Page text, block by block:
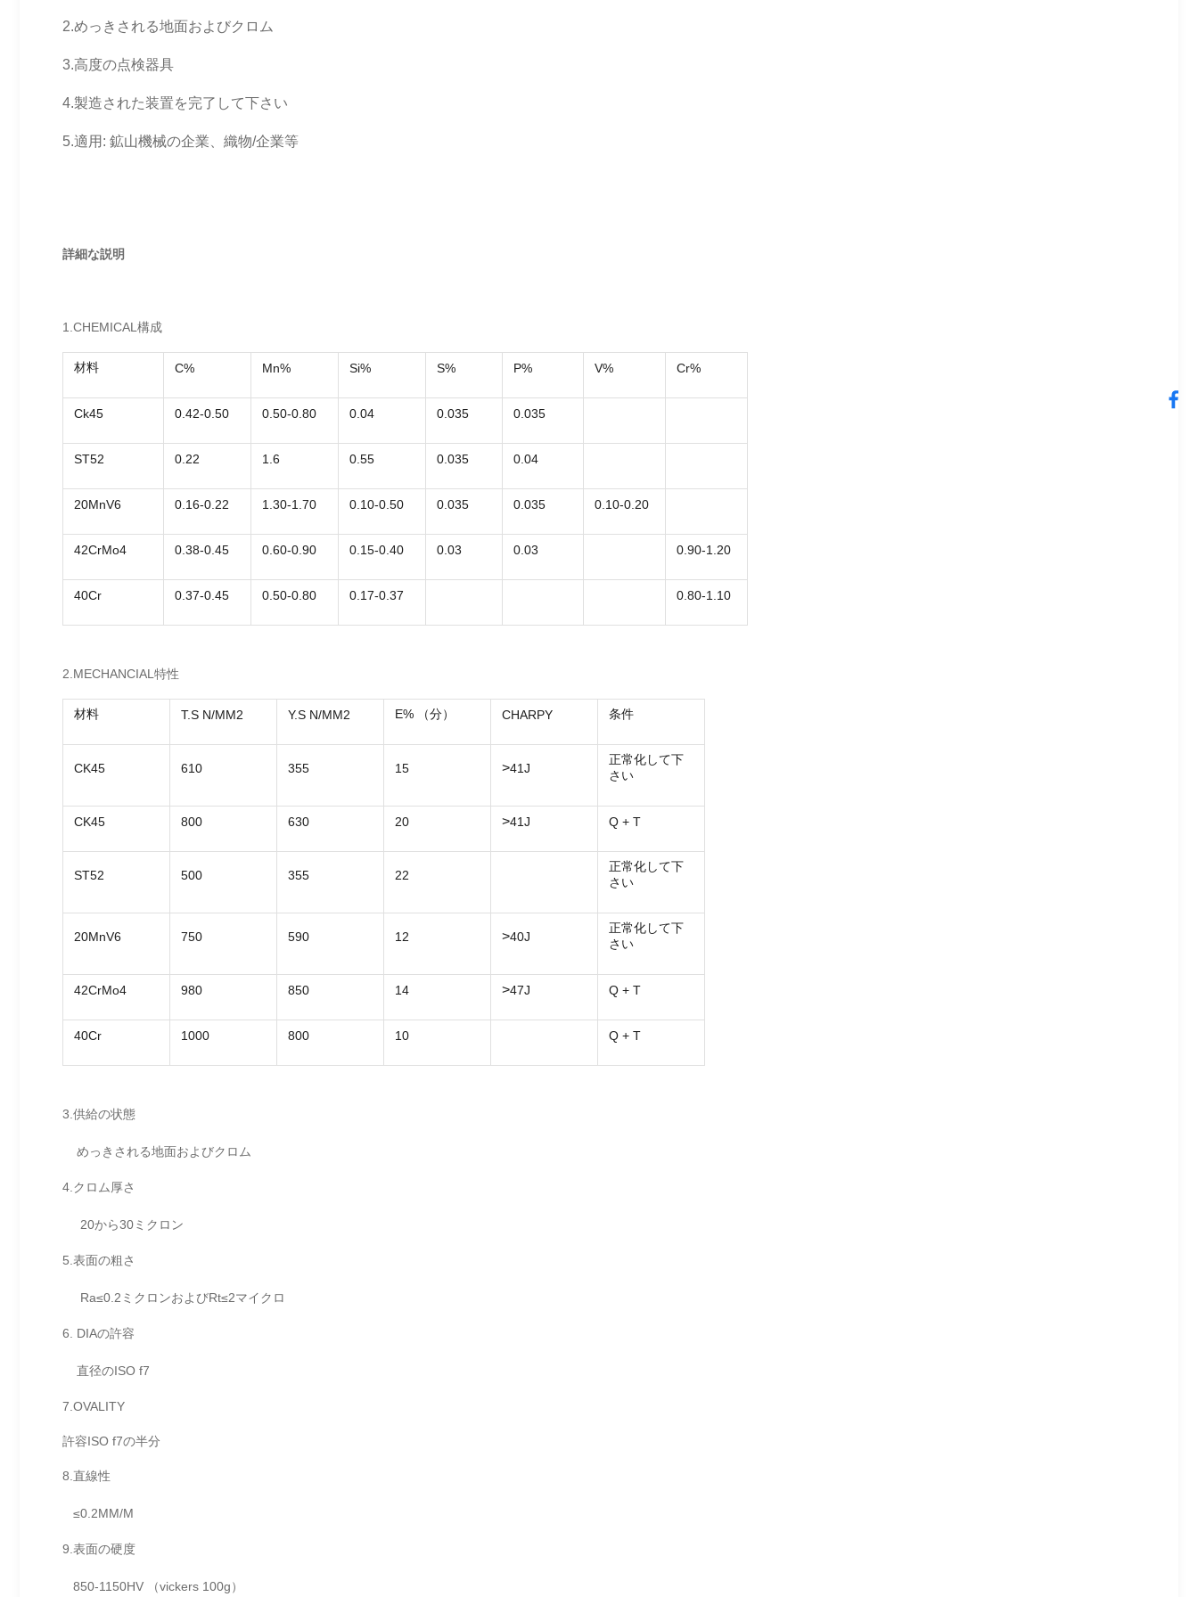
2.めっきされる地面およびクロム
3.高度の点検器具
4.製造された装置を完了して下さい
5.適用: 鉱山機械の企業、織物/企業等
詳細な説明
1.CHEMICAL構成
材料 C% Mn% Si% S% P% V% Cr%
Ck45 0.42-0.50 0.50-0.80 0.04 0.035 0.035
ST52 0.22 1.6 0.55 0.035 0.04
20MnV6 0.16-0.22 1.30-1.70 0.10-0.50 0.035 0.035 0.10-0.20
42CrMo4 0.38-0.45 0.60-0.90 0.15-0.40 0.03 0.03 0.90-1.20
40Cr 0.37-0.45 0.50-0.80 0.17-0.37 0.80-1.10
2.MECHANCIAL特性
材料 T.S N/MM2 Y.S N/MM2 E% （分） CHARPY 条件
CK45 610 355 15 >41J
正常化して下
さい
CK45 800 630 20 >41J Q + T
ST52 500 355 22
正常化して下
さい
20MnV6 750 590 12 >40J
正常化して下
さい
42CrMo4 980 850 14 >47J Q + T
40Cr 1000 800 10 Q + T
3.供給の状態
めっきされる地面およびクロム
4.クロム厚さ
20から30ミクロン
5.表面の粗さ
Ra≤0.2ミクロンおよびRt≤2マイクロ
6. DIAの許容
直径のISO f7
7.OVALITY
許容ISO f7の半分
8.直線性
≤0.2MM/M
9.表面の硬度
850-1150HV （vickers 100g）